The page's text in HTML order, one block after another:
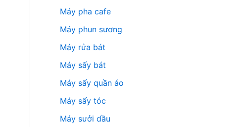
Máy pha cafe
Máy phun sương
Máy rửa bát
Máy sấy bát
Máy sấy quần áo
Máy sấy tóc
Máy sưởi dầu